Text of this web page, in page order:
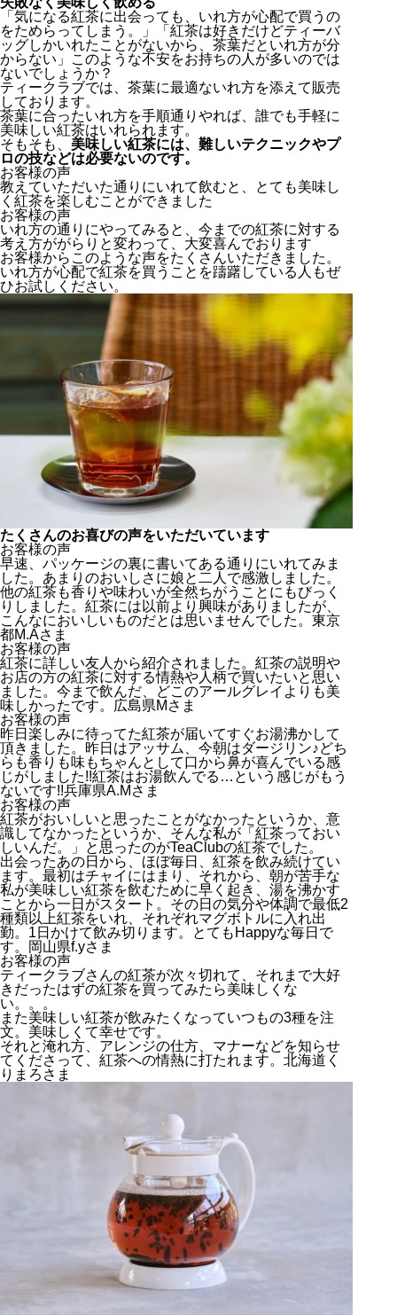
「気になる紅茶に出会っても、いれ方が心配で買うの
をためらってしまう。」「紅茶は好きだけどティーバ
ッグしかいれたことがないから、茶葉だといれ方が分
からない」このような不安をお持ちの人が多いのでは
ないでしょうか？
ティークラブでは、茶葉に最適ないれ方を添えて販売
しております。
茶葉に合ったいれ方を手順通りやれば、誰でも手軽に
美味しい紅茶はいれられます。
そもそも、 美味しい紅茶には、難しいテクニックやプ
ロの技などは必要ないのです。
お客様の声
教えていただいた通りにいれて飲むと、とても美味し
く紅茶を楽しむことができました
お客様の声
いれ方の通りにやってみると、今までの紅茶に対する
考え方ががらりと変わって、大変喜んでおります
お客様からこのような声をたくさんいただきました。
いれ方が心配で紅茶を買うことを躊躇している人もぜ
ひお試しください。
たくさんのお喜びの声をいただいています
お客様の声
早速、パッケージの裏に書いてある通りにいれてみま
した。あまりのおいしさに娘と二人で感激しました。
他の紅茶も香りや味わいが全然ちがうことにもびっく
りしました。紅茶には以前より興味がありましたが、
こんなにおいしいものだとは思いませんでした。東京
都M.Aさま
お客様の声
紅茶に詳しい友人から紹介されました。紅茶の説明や
お店の方の紅茶に対する情熱や人柄で買いたいと思い
ました。今まで飲んだ、どこのアールグレイよりも美
味しかったです。広島県Mさま
お客様の声
昨日楽しみに待ってた紅茶が届いてすぐお湯沸かして
頂きました。昨日はアッサム、今朝はダージリン♪どち
らも香りも味もちゃんとして口から鼻が喜んでいる感
じがしました!!紅茶はお湯飲んでる…という感じがもう
ないです!!兵庫県A.Mさま
お客様の声
紅茶がおいしいと思ったことがなかったというか、意
識してなかったというか、そんな私が「紅茶っておい
しいんだ。」と思ったのがTeaClubの紅茶でした。
出会ったあの日から、ほぼ毎日、紅茶を飲み続けてい
ます。最初はチャイにはまり、それから、朝が苦手な
私が美味しい紅茶を飲むために早く起き、湯を沸かす
ことから一日がスタート。その日の気分や体調で最低2
種類以上紅茶をいれ、それぞれマグボトルに入れ出
勤。1日かけて飲み切ります。とてもHappyな毎日で
す。岡山県f.yさま
お客様の声
ティークラブさんの紅茶が次々切れて、それまで大好
きだったはずの紅茶を買ってみたら美味しくな
い。。。
また美味しい紅茶が飲みたくなっていつもの3種を注
文。美味しくて幸せです。
それと淹れ方、アレンジの仕方、マナーなどを知らせ
てくださって、紅茶への情熱に打たれます。北海道く
りまろさま